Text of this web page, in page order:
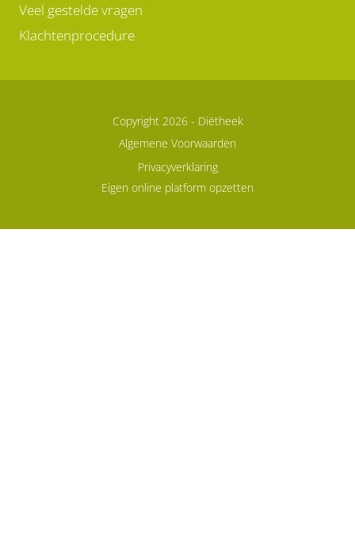
Veel gestelde vragen
Klachtenprocedure
Copyright 2026 - Diëtheek
Algemene Voorwaarden
Privacyverklaring
Eigen online platform opzetten